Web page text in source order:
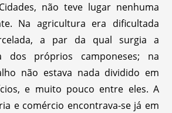
não teve lugar nenhuma
Na agricultura era dificultada
a par da qual surgia a
dos próprios camponeses; na
não estava nada dividido em
e muito pouco entre eles. A
e comércio encontrava-se já em